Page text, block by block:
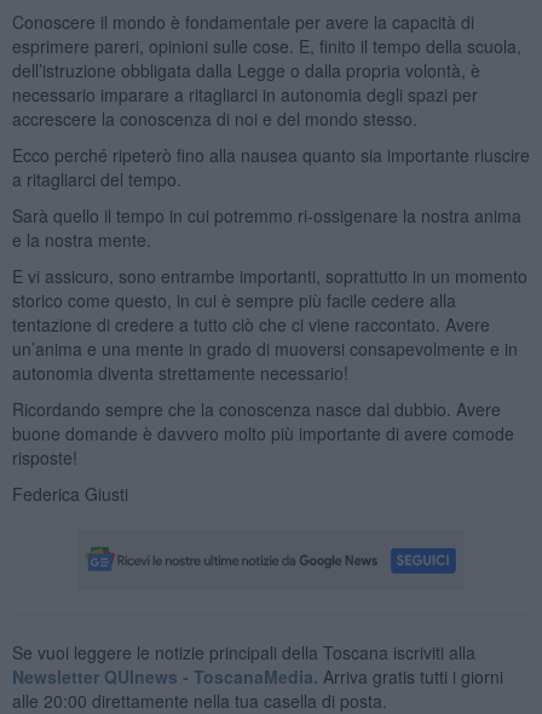
Conoscere il mondo è fondamentale per avere la capacità di
esprimere pareri, opinioni sulle cose. E, finito il tempo della scuola,
dell’istruzione obbligata dalla Legge o dalla propria volontà, è
necessario imparare a ritagliarci in autonomia degli spazi per
accrescere la conoscenza di noi e del mondo stesso.
Ecco perché ripeterò fino alla nausea quanto sia importante riuscire
a ritagliarci del tempo.
Sarà quello il tempo in cui potremmo ri-ossigenare la nostra anima
e la nostra mente.
E vi assicuro, sono entrambe importanti, soprattutto in un momento
storico come questo, in cui è sempre più facile cedere alla
tentazione di credere a tutto ciò che ci viene raccontato. Avere
un’anima e una mente in grado di muoversi consapevolmente e in
autonomia diventa strettamente necessario!
Ricordando sempre che la conoscenza nasce dal dubbio. Avere
buone domande è davvero molto più importante di avere comode
risposte!
Federica Giusti
Se vuoi leggere le notizie principali della Toscana iscriviti alla
Newsletter QUInews - ToscanaMedia. Arriva gratis tutti i giorni
alle 20:00 direttamente nella tua casella di posta.